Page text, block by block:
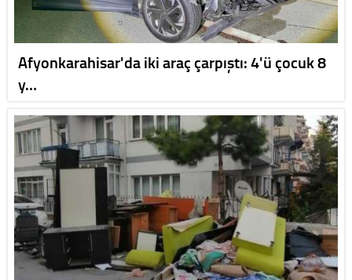
Afyonkarahisar'da iki araç çarpıştı: 4'ü çocuk 8
y…